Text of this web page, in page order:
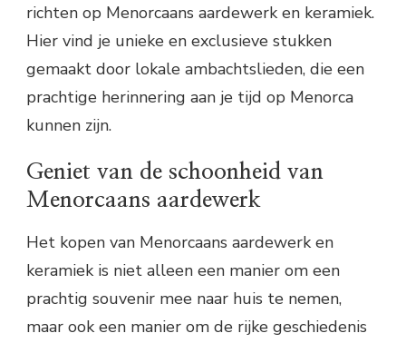
richten op Menorcaans aardewerk en keramiek.
Hier vind je unieke en exclusieve stukken
gemaakt door lokale ambachtslieden, die een
prachtige herinnering aan je tijd op Menorca
kunnen zijn.
Geniet van de schoonheid van
Menorcaans aardewerk
Het kopen van Menorcaans aardewerk en
keramiek is niet alleen een manier om een
prachtig souvenir mee naar huis te nemen,
maar ook een manier om de rijke geschiedenis